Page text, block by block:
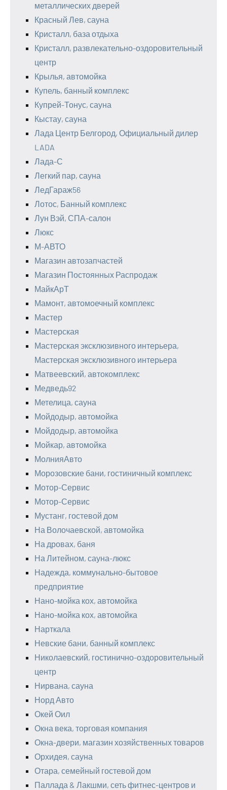
металлических дверей
Красный Лев, сауна
Кристалл, база отдыха
Кристалл, развлекательно-оздоровительный
центр
Крылья, автомойка
Купель, банный комплекс
Купрей-Тонус, сауна
Кыстау, сауна
Лада Центр Белгород, Официальный дилер
LADA
Лада-С
Легкий пар, сауна
ЛедГараж56
Лотос, Банный комплекс
Лун Вэй, СПА-салон
Люкс
М-АВТО
Магазин автозапчастей
Магазин Постоянных Распродаж
МайкАрТ
Мамонт, автомоечный комплекс
Мастер
Мастерская
Мастерская эксклюзивного интерьера,
Мастерская эксклюзивного интерьера
Матвеевский, автокомплекс
Медведь92
Метелица, сауна
Мойдодыр, автомойка
Мойдодыр, автомойка
Мойкар, автомойка
МолнияАвто
Морозовские бани, гостиничный комплекс
Мотор-Сервис
Мотор-Сервис
Мустанг, гостевой дом
На Волочаевской, автомойка
На дровах, баня
На Литейном, сауна-люкс
Надежда, коммунально-бытовое
предприятие
Нано-мойка кох, автомойка
Нано-мойка кох, автомойка
Нарткала
Невские бани, банный комплекс
Николаевский, гостинично-оздоровительный
центр
Нирвана, сауна
Норд Авто
Окей Оил
Окна века, торговая компания
Окна-двери, магазин хозяйственных товаров
Орхидея, сауна
Отара, семейный гостевой дом
Паллада & Лакшми, сеть фитнес-центров и